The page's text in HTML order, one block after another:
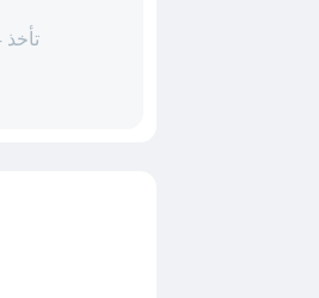
تأخذ A24 أموال Google لبناء أدوات الذكاء الاصطناعي